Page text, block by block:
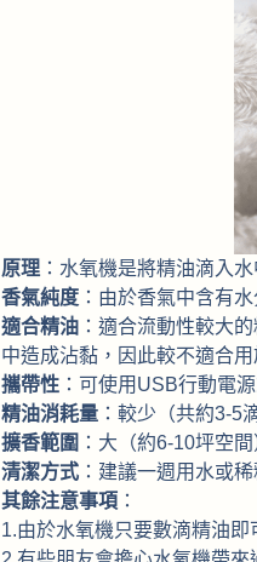
原理 ：水氧機是將精油滴入
香氣純度 ：由於香氣中含有
適合精油 ：適合流動性較大
中造成沾黏，因此較不適合用
攜帶性 ：可使用USB行動電
精油消耗量 ：較少（共約3-5
擴香範圍 ：大（約6-10坪空間
清潔方式 ：建議一週用水或
其餘注意事項 ：
1.由於水氧機只要數滴精油